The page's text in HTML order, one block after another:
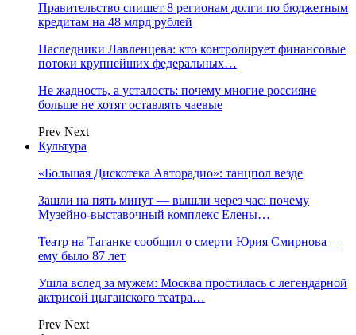
Правительство спишет 8 регионам долги по бюджетным
кредитам на 48 млрд рублей
Наследники Лавленцева: кто контролирует финансовые
потоки крупнейших федеральных…
Не жадность, а усталость: почему многие россияне
больше не хотят оставлять чаевые
Prev Next
Культура
«Большая Дискотека Авторадио»: танцпол везде
Зашли на пять минут — вышли через час: почему
Музейно-выставочный комплекс Елены…
Театр на Таганке сообщил о смерти Юрия Смирнова —
ему было 87 лет
Ушла вслед за мужем: Москва простилась с легендарной
актрисой цыганского театра…
Prev Next